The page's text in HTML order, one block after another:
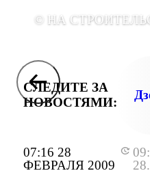
07:16 28
ФЕВРАЛЯ 2009
© НА
СЛЕДИТЕ ЗА
НОВОСТЯМИ: